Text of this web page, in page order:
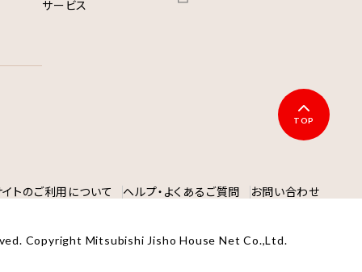
サービス
イトのご利用について ヘルプ・よくあるご質問 お問い合わせ
TOP
Copyright Mitsubishi Jisho House Net Co.,Ltd.